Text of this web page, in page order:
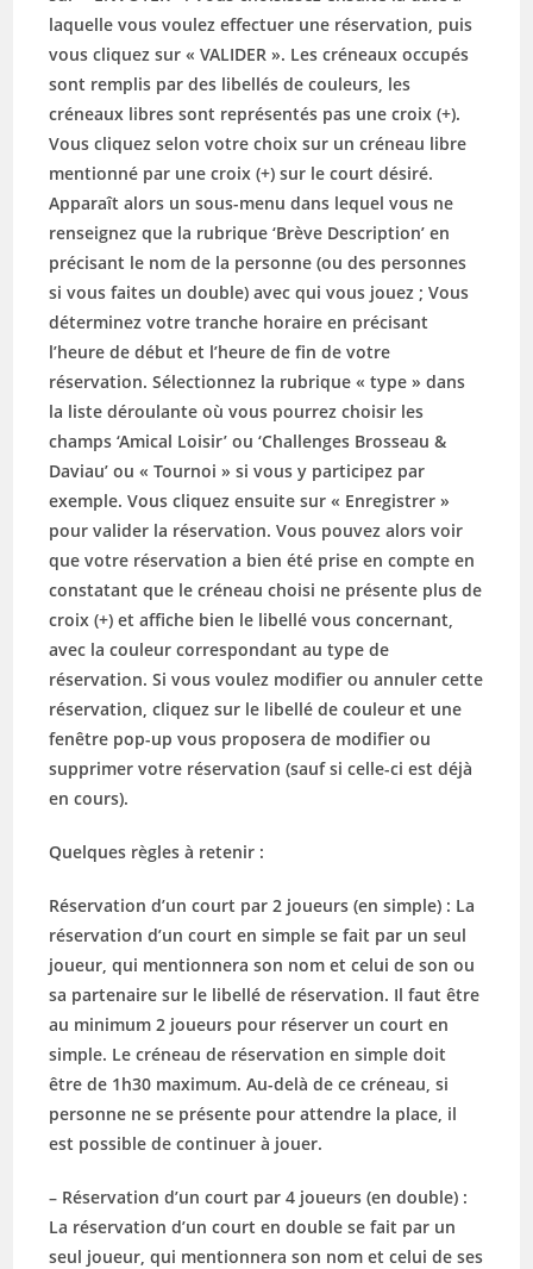
laquelle vous voulez effectuer une réservation, puis
vous cliquez sur « VALIDER ». Les créneaux occupés
sont remplis par des libellés de couleurs, les
créneaux libres sont représentés pas une croix (+).
Vous cliquez selon votre choix sur un créneau libre
mentionné par une croix (+) sur le court désiré.
Apparaît alors un sous-menu dans lequel vous ne
renseignez que la rubrique ‘Brève Description’ en
précisant le nom de la personne (ou des personnes
si vous faites un double) avec qui vous jouez ; Vous
déterminez votre tranche horaire en précisant
l’heure de début et l’heure de fin de votre
réservation. Sélectionnez la rubrique « type » dans
la liste déroulante où vous pourrez choisir les
champs ‘Amical Loisir’ ou ‘Challenges Brosseau &
Daviau’ ou « Tournoi » si vous y participez par
exemple. Vous cliquez ensuite sur « Enregistrer »
pour valider la réservation. Vous pouvez alors voir
que votre réservation a bien été prise en compte en
constatant que le créneau choisi ne présente plus de
croix (+) et affiche bien le libellé vous concernant,
avec la couleur correspondant au type de
réservation. Si vous voulez modifier ou annuler cette
réservation, cliquez sur le libellé de couleur et une
fenêtre pop-up vous proposera de modifier ou
supprimer votre réservation (sauf si celle-ci est déjà
en cours).
Quelques règles à retenir :
Réservation d’un court par 2 joueurs (en simple) : La
réservation d’un court en simple se fait par un seul
joueur, qui mentionnera son nom et celui de son ou
sa partenaire sur le libellé de réservation. Il faut être
au minimum 2 joueurs pour réserver un court en
simple. Le créneau de réservation en simple doit
être de 1h30 maximum. Au-delà de ce créneau, si
personne ne se présente pour attendre la place, il
est possible de continuer à jouer.
– Réservation d’un court par 4 joueurs (en double) :
La réservation d’un court en double se fait par un
seul joueur, qui mentionnera son nom et celui de ses